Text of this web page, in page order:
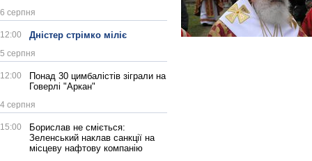
6 серпня
12:00 Дністер стрімко міліє
5 серпня
12:00
Понад 30 цимбалістів зіграли на
Говерлі "Аркан"
4 серпня
15:00
Борислав не сміється:
Зеленський наклав санкції на
місцеву нафтову компанію